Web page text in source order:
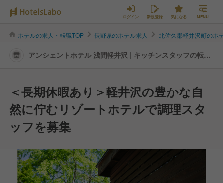
ログイン 新規登録 気になる MENU
ホテルの求人・転職TOP 長野県のホテル求人 北佐久郡軽井沢町のホ
アンシェントホテル 浅間軽井沢 | キッチンスタッフの転
＜長期休暇あり＞軽井沢の豊かな自
然に佇むリゾートホテルで調理スタ
ッフを募集